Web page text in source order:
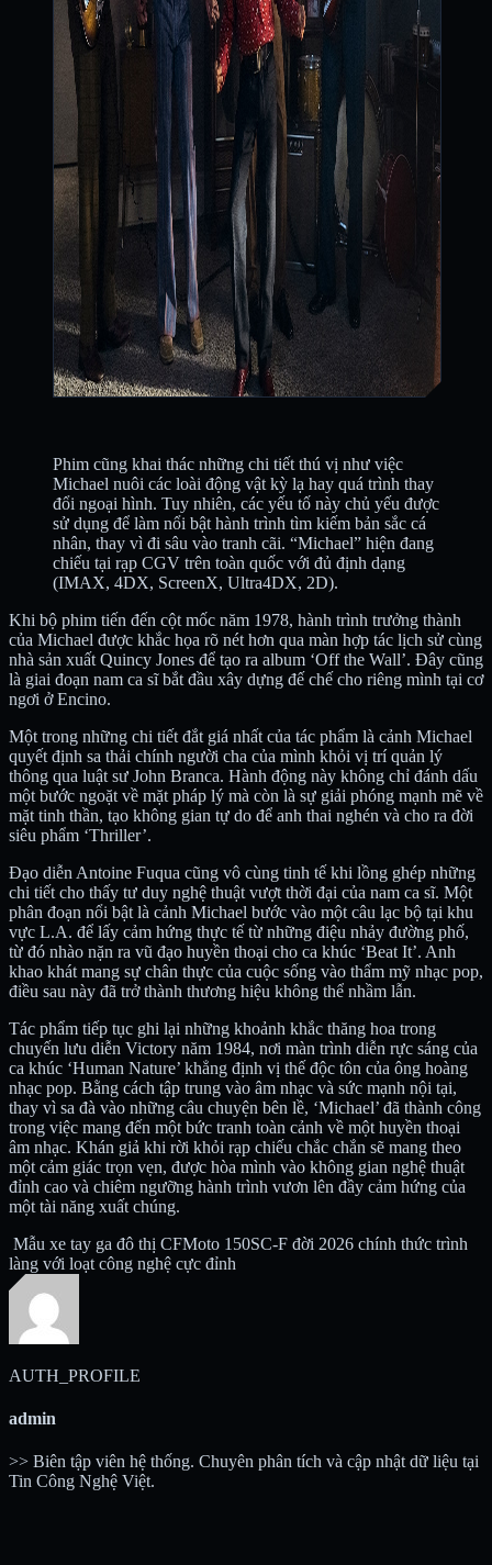
Phim cũng khai thác những chi tiết thú vị như việc
Michael nuôi các loài động vật kỳ lạ hay quá trình thay
đổi ngoại hình. Tuy nhiên, các yếu tố này chủ yếu được
sử dụng để làm nổi bật hành trình tìm kiếm bản sắc cá
nhân, thay vì đi sâu vào tranh cãi. “Michael” hiện đang
chiếu tại rạp CGV trên toàn quốc với đủ định dạng
(IMAX, 4DX, ScreenX, Ultra4DX, 2D).
Khi bộ phim tiến đến cột mốc năm 1978, hành trình trưởng thành
của Michael được khắc họa rõ nét hơn qua màn hợp tác lịch sử cùng
nhà sản xuất Quincy Jones để tạo ra album ‘Off the Wall’. Đây cũng
là giai đoạn nam ca sĩ bắt đầu xây dựng đế chế cho riêng mình tại cơ
ngơi ở Encino.
Một trong những chi tiết đắt giá nhất của tác phẩm là cảnh Michael
quyết định sa thải chính người cha của mình khỏi vị trí quản lý
thông qua luật sư John Branca. Hành động này không chỉ đánh dấu
một bước ngoặt về mặt pháp lý mà còn là sự giải phóng mạnh mẽ về
mặt tinh thần, tạo không gian tự do để anh thai nghén và cho ra đời
siêu phẩm ‘Thriller’.
Đạo diễn Antoine Fuqua cũng vô cùng tinh tế khi lồng ghép những
chi tiết cho thấy tư duy nghệ thuật vượt thời đại của nam ca sĩ. Một
phân đoạn nổi bật là cảnh Michael bước vào một câu lạc bộ tại khu
vực L.A. để lấy cảm hứng thực tế từ những điệu nhảy đường phố,
từ đó nhào nặn ra vũ đạo huyền thoại cho ca khúc ‘Beat It’. Anh
khao khát mang sự chân thực của cuộc sống vào thẩm mỹ nhạc pop,
điều sau này đã trở thành thương hiệu không thể nhầm lẫn.
Tác phẩm tiếp tục ghi lại những khoảnh khắc thăng hoa trong
chuyến lưu diễn Victory năm 1984, nơi màn trình diễn rực sáng của
ca khúc ‘Human Nature’ khẳng định vị thế độc tôn của ông hoàng
nhạc pop. Bằng cách tập trung vào âm nhạc và sức mạnh nội tại,
thay vì sa đà vào những câu chuyện bên lề, ‘Michael’ đã thành công
trong việc mang đến một bức tranh toàn cảnh về một huyền thoại
âm nhạc. Khán giả khi rời khỏi rạp chiếu chắc chắn sẽ mang theo
một cảm giác trọn vẹn, được hòa mình vào không gian nghệ thuật
đỉnh cao và chiêm ngưỡng hành trình vươn lên đầy cảm hứng của
một tài năng xuất chúng.
Mẫu xe tay ga đô thị CFMoto 150SC-F đời 2026 chính thức trình
làng với loạt công nghệ cực đỉnh
AUTH_PROFILE
admin
>> Biên tập viên hệ thống. Chuyên phân tích và cập nhật dữ liệu tại
Tin Công Nghệ Việt.